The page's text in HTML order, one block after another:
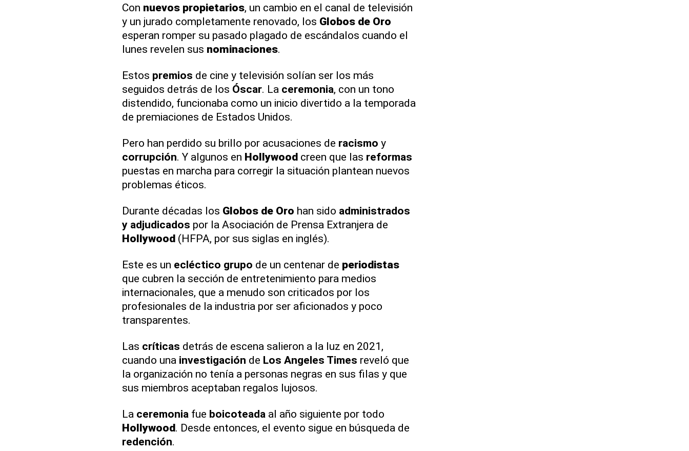
Con nuevos propietarios, un cambio en el canal de televisión
y un jurado completamente renovado, los Globos de Oro
esperan romper su pasado plagado de escándalos cuando el
lunes revelen sus nominaciones.
Estos premios de cine y televisión solían ser los más
seguidos detrás de los Óscar. La ceremonia, con un tono
distendido, funcionaba como un inicio divertido a la temporada
de premiaciones de Estados Unidos.
Pero han perdido su brillo por acusaciones de racismo y
corrupción. Y algunos en Hollywoodcreen que las reformas
puestas en marcha para corregir la situación plantean nuevos
problemas éticos.
Durante décadas los Globos de Oro han sido administrados
y adjudicados por la Asociación de Prensa Extranjera de
Hollywood(HFPA, por sus siglas en inglés).
Este es un ecléctico grupo de un centenar de periodistas
que cubren la sección de entretenimiento para medios
internacionales, que a menudo son criticados por los
profesionales de la industria por ser aficionados y poco
transparentes.
Las críticas detrás de escena salieron a la luz en 2021,
cuando una investigación de Los Angeles Times reveló que
la organización no tenía a personas negras en sus filas y que
sus miembros aceptaban regalos lujosos.
La ceremonia fue boicoteada al año siguiente por todo
Hollywood. Desde entonces, el evento sigue en búsqueda de
redención.